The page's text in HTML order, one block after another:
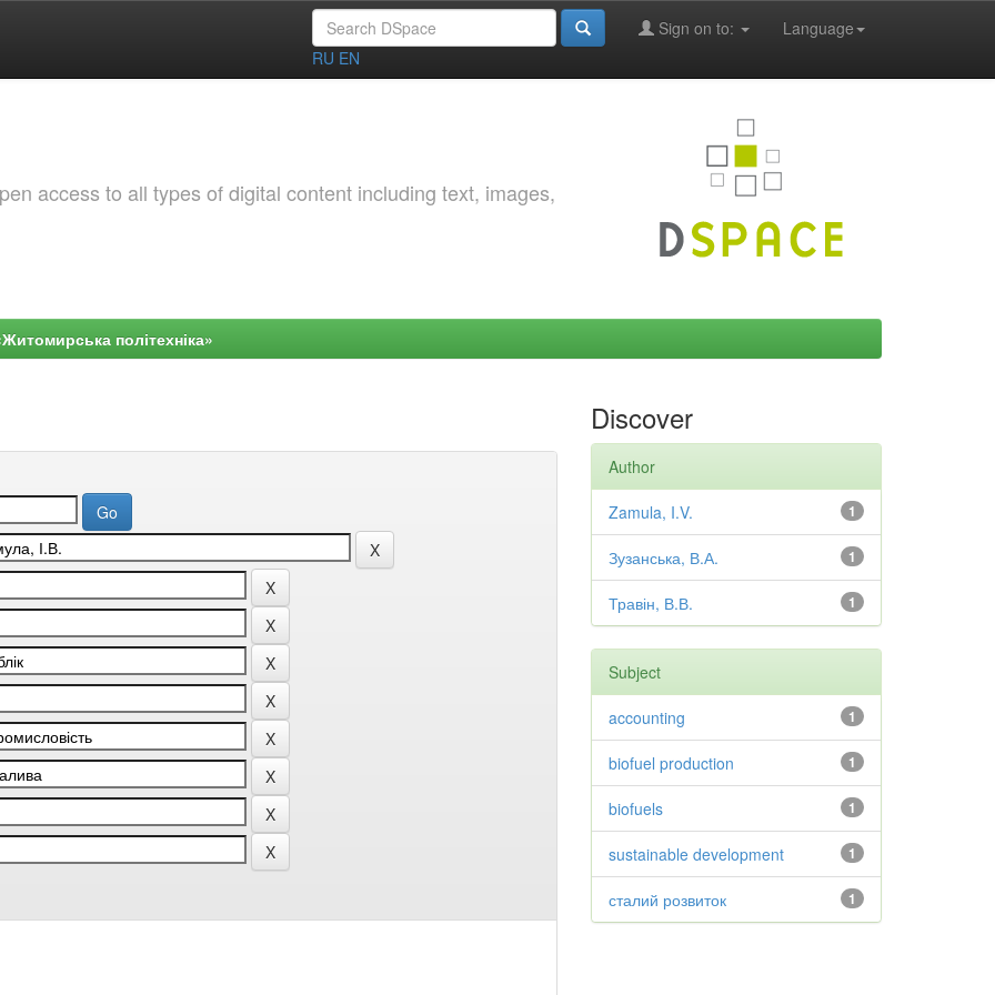
Language
Sign on to:
RU EN
access to all types of digital content including text, images,
політехніка»
Discover
Author
1
Zamula, I.V.
1
Зузанська, В.А.
1
Травін, В.В.
Subject
1
accounting
1
biofuel production
1
biofuels
1
sustainable development
1
сталий розвиток